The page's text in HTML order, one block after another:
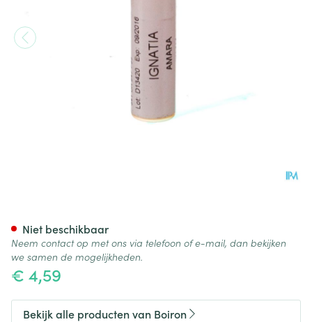
€ 4,59
Niet beschikbaar
Neem contact op met ons via telefoon of e-mail, dan bekijken
we samen de mogelijkheden.
Bekijk alle producten van Boiron